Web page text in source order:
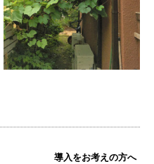
導入をお考えの方へ